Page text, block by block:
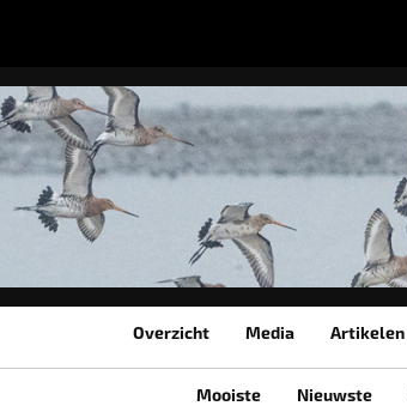
Overzicht Media Artikelen
Mooiste Nieuwste